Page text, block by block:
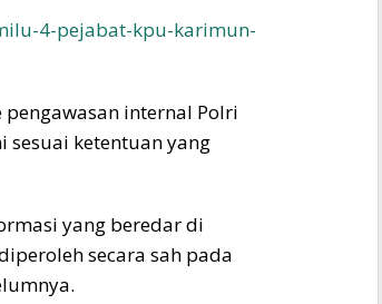
4-pejabat-kpu-karimun-
internal Polri
ketentuan yang
yang beredar di
secara sah pada